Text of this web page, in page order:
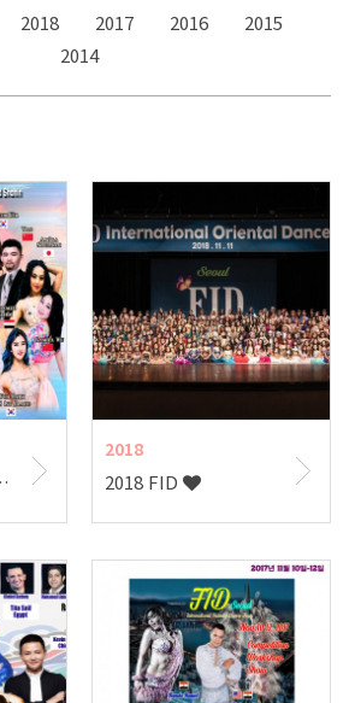
2018 2017 2016
2015
2014
Festa 포스터
2018
2018 FID